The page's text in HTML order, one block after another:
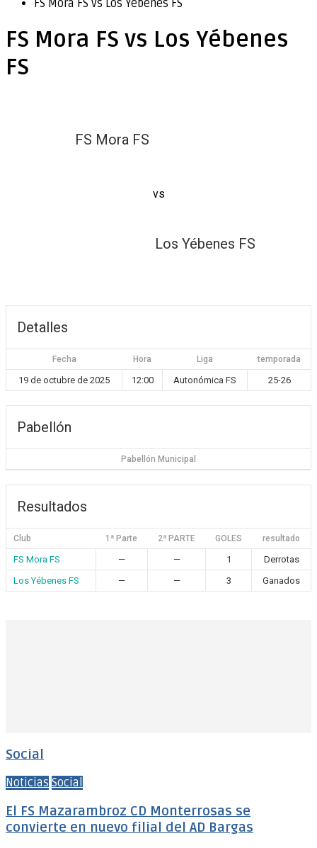
FS Mora FS vs Los Yébenes FS
FS Mora FS vs Los Yébenes
FS
FS Mora FS
vs
Los Yébenes FS
Detalles
Fecha Hora Liga temporada
19 de octubre de 2025 12:00 Autonómica FS 25-26
Pabellón
Pabellón Municipal
Resultados
Club 1ª Parte 2ª PARTE GOLES resultado
FS Mora FS — — 1
Derrotas
Los Yébenes FS
— — 3 Ganados
Social
Noticias Social
El FS Mazarambroz CD Monterrosas se
convierte en nuevo filial del AD Bargas